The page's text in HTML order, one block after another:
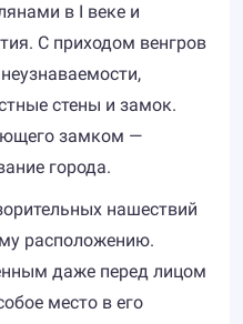
в I веке и
С приходом венгров
стены и замок.
замком —
города.
нашествий
расположению.
даже перед лицом
место в его